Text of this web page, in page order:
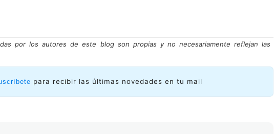
por los autores de este blog son propias y no necesariamente reflejan las
para recibir las últimas novedades en tu mail